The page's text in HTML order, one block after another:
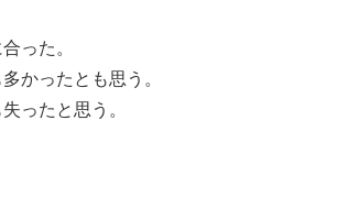
った。
かったとも思う。
ったと思う。